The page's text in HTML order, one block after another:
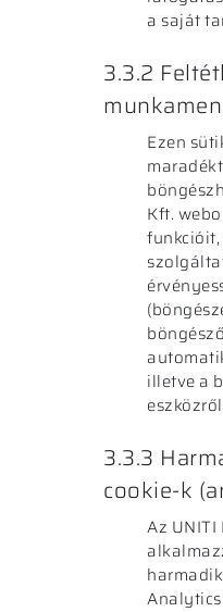
a saját
3.3.2
Ezen
Kft.
funkcióit,
illetve a
3.3.3
cookie-k
Az